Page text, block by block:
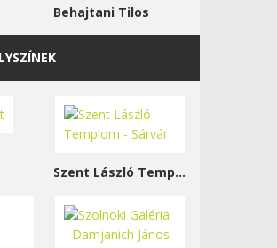
Behajtani Tilos
Szent László Templom - Sárvár